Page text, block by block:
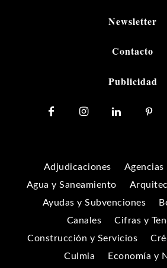
Newsletter
Contacto
Publicidad
Adjudicaciones
Agua y Saneamiento
Ayudas y Subvenciones
Canales
Cifras y
Construcción y Servicios
Culmia
Economía y